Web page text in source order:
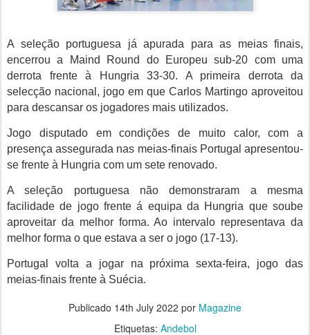
A seleção portuguesa já apurada para as meias finais,
encerrou a Maind Round do Europeu sub-20 com uma
derrota frente à Hungria 33-30. A primeira derrota da
selecção nacional, jogo em que Carlos Martingo aproveitou
para descansar os jogadores mais utilizados.
Jogo disputado em condições de muito calor, com a
presença assegurada nas meias-finais Portugal apresentou-
se frente à Hungria com um sete renovado.
A seleção portuguesa não demonstraram a mesma
facilidade de jogo frente á equipa da Hungria que soube
aproveitar da melhor forma. Ao intervalo representava da
melhor forma o que estava a ser o jogo (17-13).
Portugal volta a jogar na próxima sexta-feira, jogo das
meias-finais frente à Suécia.
Publicado 14th July 2022 por Magazine
Etiquetas: Andebol